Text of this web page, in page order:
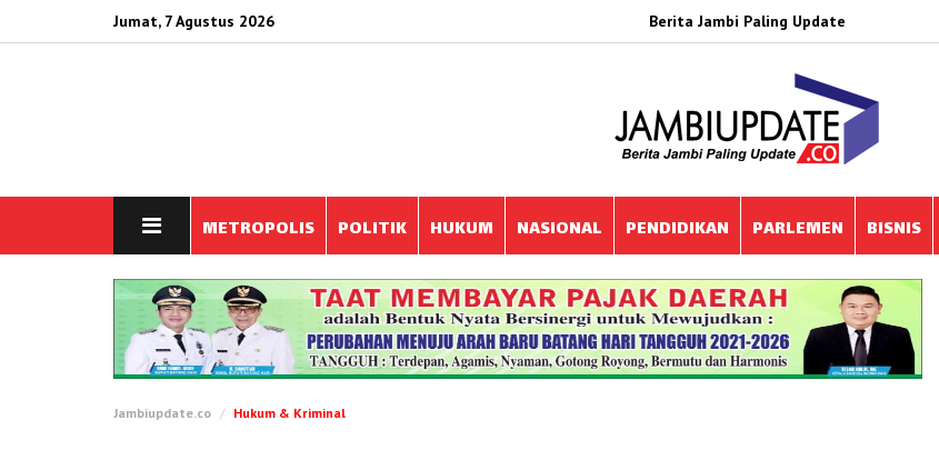
Jumat, 7 Agustus 2026 Berita Jambi Paling Update
METROPOLIS POLITIK HUKUM NASIONAL PENDIDIKAN PARLEMEN BISNIS
Jambiupdate.co Hukum & Kriminal